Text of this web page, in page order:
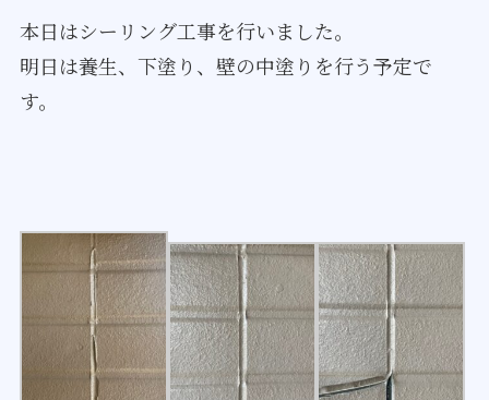
本日はシーリング工事を行いました。
明日は養生、下塗り、壁の中塗りを行う予定で
す。